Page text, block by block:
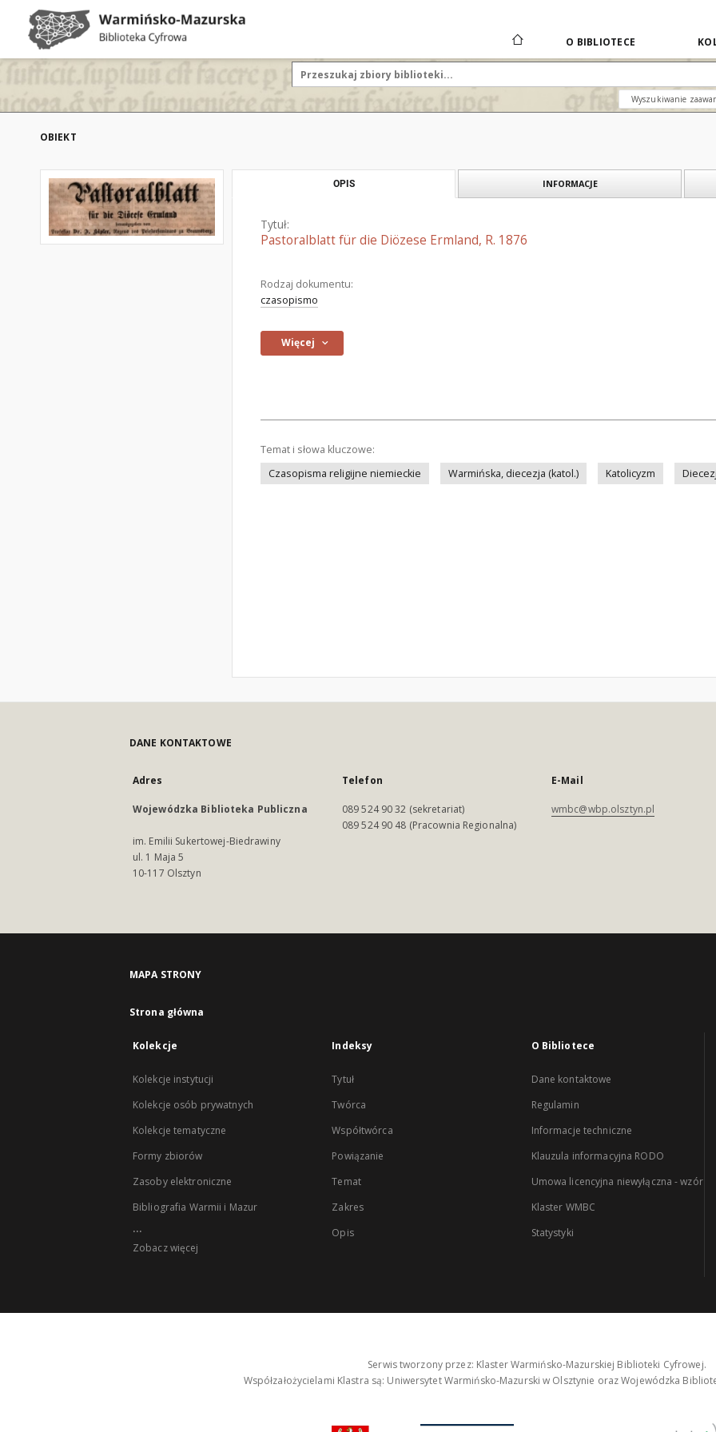
O BIBLIOTECE
Wyszukiwanie
OBIEKT
OPIS INFORMACJE
Tytuł:
Pastoralblatt für die Diözese Ermland, R. 1876
Rodzaj dokumentu:
czasopismo
Więcej
Temat i słowa kluczowe:
Czasopisma religijne niemieckie
Warmińska, diecezja (katol.) Katolicyzm
DANE KONTAKTOWE
Adres
Wojewódzka Biblioteka Publiczna
im. Emilii Sukertowej-Biedrawiny
ul. 1 Maja 5
10-117 Olsztyn
Telefon
089 524 90 32 (sekretariat)
089 524 90 48 (Pracownia Regionalna)
E-Mail
wmbc@wbp.olsztyn.pl
MAPA STRONY
Strona główna
Kolekcje
Kolekcje instytucji
Kolekcje osób prywatnych
Kolekcje tematyczne
Formy zbiorów
Zasoby elektroniczne
Bibliografia Warmii i Mazur
...
Zobacz więcej
Indeksy
Tytuł
Twórca
Współtwórca
Powiązanie
Temat
Zakres
Opis
O Bibliotece
Dane kontaktowe
Regulamin
Informacje techniczne
Klauzula informacyjna RODO
Umowa licencyjna niewyłączna - wzór
Klaster WMBC
Statystyki
Serwis tworzony przez: Klaster Warmińsko-Mazurskiej Biblioteki Cyfrowej.
Współzałożycielami Klastra są: Uniwersytet Warmińsko-Mazurski w Olsztynie oraz Wojewódzka